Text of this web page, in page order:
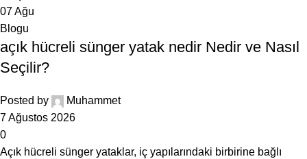
07Ağu
Blogu
açık hücreli sünger yatak nedir Nedir ve Nasıl
Seçilir?
Posted by
Muhammet
7 Ağustos 2026
0
Açık hücreli sünger yataklar, iç yapılarındaki birbirine bağlı